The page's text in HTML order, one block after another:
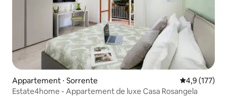
Appartement ⋅ Sorrente Évaluation
4,9 (177)
Estate4home - Appartement de luxe Casa Rosangela